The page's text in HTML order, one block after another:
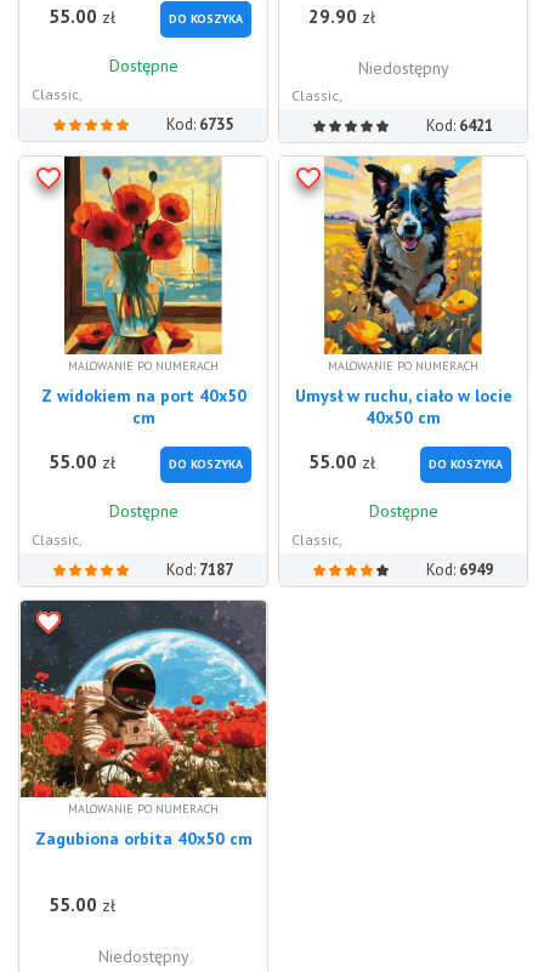
55.00 zł DO KOSZYKA
Dostępne
Classic,
Kod: 6735
29.90 zł
Niedostępny
Classic,
Kod: 6421
MALOWANIE PO NUMERACH
Z widokiem na port 40x50
cm
55.00 zł DO KOSZYKA
Dostępne
Classic,
Kod: 7187
MALOWANIE PO NUMERACH
Umysł w ruchu, ciało w locie
40x50 cm
55.00 zł DO KOSZYKA
Dostępne
Classic,
Kod: 6949
MALOWANIE PO NUMERACH
Zagubiona orbita 40x50 cm
55.00 zł
Niedostępny